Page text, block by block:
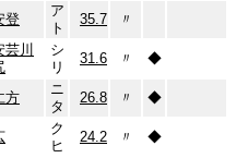
登
ア
ト
35.7 〃
芸川
シ
リ
31.6 〃 ◆
方
ニ
タ
26.8 〃 ◆
ク
ヒ
24.2 〃 ◆